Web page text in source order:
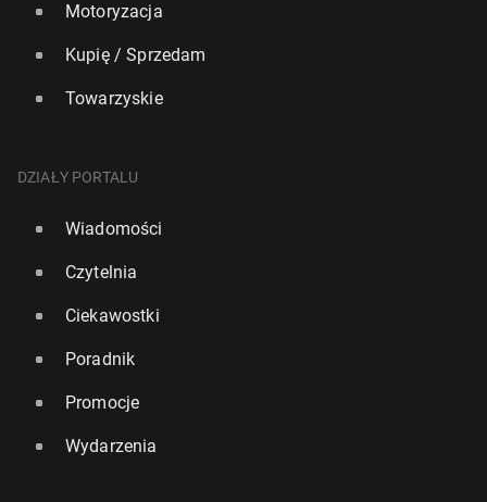
Motoryzacja
Kupię / Sprzedam
Towarzyskie
DZIAŁY PORTALU
Wiadomości
Czytelnia
Ciekawostki
Poradnik
Promocje
Wydarzenia